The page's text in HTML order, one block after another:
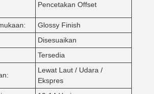
Pencetakan Offset
Glossy Finish
Disesuaikan
Tersedia
Lewat Laut / Udara /
Ekspres